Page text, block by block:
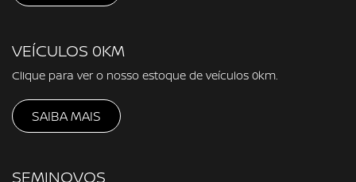
VEÍCULOS 0KM
Clique para ver o nosso estoque de veículos 0km.
SAIBA MAIS
SEMINOVOS